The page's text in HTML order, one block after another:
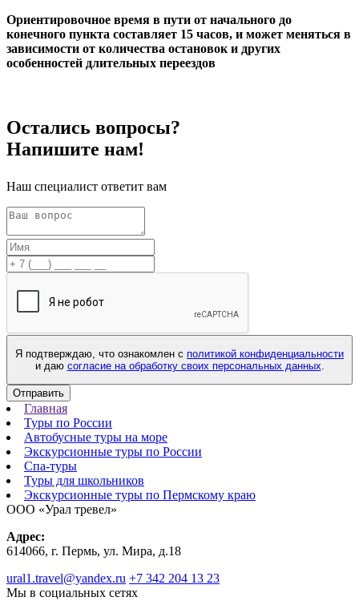
Ориентировочное время в пути от начального до
конечного пункта составляет 15 часов, и может меняться в
зависимости от количества остановок и других
особенностей длительных переездов
Остались вопросы?
Напишите нам!
Наш специалист ответит вам
Я подтверждаю, что ознакомлен с политикой конфиденциальности
и даю согласие на обработку своих персональных данных.
Отправить
Главная
Туры по России
Автобусные туры на море
Экскурсионные туры по России
Спа-туры
Туры для школьников
Экскурсионные туры по Пермскому краю
ООО «Урал тревел»
Адрес:
614066, г. Пермь, ул. Мира, д.18
ural1.travel@yandex.ru +7 342 204 13 23
Мы в социальных сетях